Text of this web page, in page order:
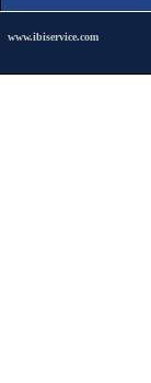
www.ibiservice.com